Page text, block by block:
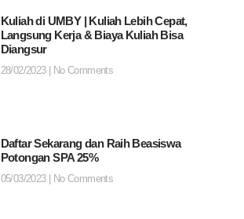
Kuliah di UMBY | Kuliah Lebih Cepat,
Langsung Kerja & Biaya Kuliah Bisa
Diangsur
28/02/2023 No Comments
Daftar Sekarang dan Raih Beasiswa
Potongan SPA 25%
05/03/2023 No Comments